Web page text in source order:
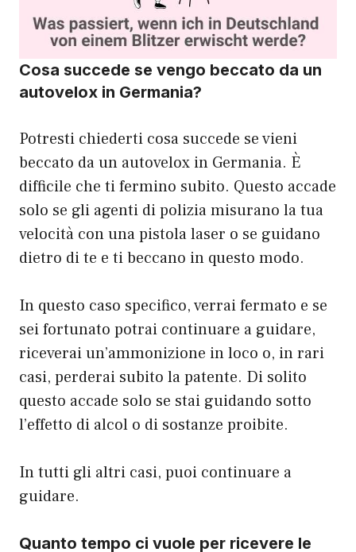
Cosa succede se vengo beccato da un
autovelox in Germania?
Potresti chiederti cosa succede se vieni
beccato da un autovelox in Germania. È
difficile che ti fermino subito. Questo accade
solo se gli agenti di polizia misurano la tua
velocità con una pistola laser o se guidano
dietro di te e ti beccano in questo modo.
In questo caso specifico, verrai fermato e se
sei fortunato potrai continuare a guidare,
riceverai un’ammonizione in loco o, in rari
casi, perderai subito la patente. Di solito
questo accade solo se stai guidando sotto
l’effetto di alcol o di sostanze proibite.
In tutti gli altri casi, puoi continuare a
guidare.
Quanto tempo ci vuole per ricevere le